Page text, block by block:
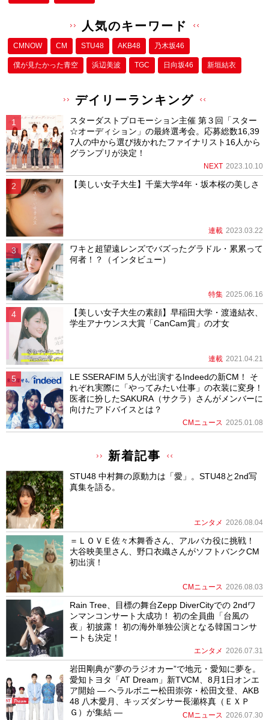
人気のキーワード
CMNOW CM STU48 AKB48 乃木坂46
僕が⾒たかった⻘空 浜辺美波 TGC 日向坂46 新垣結衣
デイリーランキング
スターダストプロモーション主催 第３回「スター
☆オーディション」の最終選考会。応募総数16,39
7人の中から選び抜かれたファイナリスト16人から
グランプリが決定！
NEXT 2023.10.10
【美しい女子大生】千葉大学4年・坂本桜の美しさ
連載 2023.03.22
ワキと超望遠レンズでバズったグラドル・累累って
何者！？（インタビュー）
特集 2025.06.16
【美しい女子大生の素顔】早稲田大学・渡邉結衣、
学生アナウンス大賞「CanCam賞」の才女
連載 2021.04.21
LE SSERAFIM 5人が出演するIndeedの新CM！ そ
れぞれ実際に「やってみたい仕事」の衣装に変身！
医者に扮したSAKURA（サクラ）さんがメンバーに
向けたアドバイスとは？
CMニュース 2025.01.08
新着記事
STU48 中村舞の原動力は「愛」。STU48と2nd写
真集を語る。
エンタメ 2026.08.04
＝ＬＯＶＥ佐々木舞香さん、アルパカ役に挑戦！
大谷映美里さん、野口衣織さんがソフトバンクCM
初出演！
CMニュース 2026.08.03
Rain Tree、目標の舞台Zepp DiverCityでの 2ndワ
ンマンコンサート大成功！ 初の全員曲「台風の
夜」初披露！ 初の海外単独公演となる韓国コンサ
ートも決定！
エンタメ 2026.07.31
岩田剛典が”夢のラジオカー”で地元・愛知に夢を。
愛知トヨタ「AT Dream」新TVCM、8月1日オンエ
ア開始 ― ヘラルボニー松田崇弥・松田文登、AKB
48 八木愛月、キッズダンサー長瀬柊真（ＥＸＰ
Ｇ）が集結 ―
CMニュース 2026.07.30